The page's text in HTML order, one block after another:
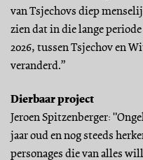
van Tsjechovs diep
zien dat in die lange periode
2026, tussen Tsjechov en
veranderd.”
Dierbaar project
Jeroen Spitzenberger:
jaar oud en nog steeds
personages die van alles